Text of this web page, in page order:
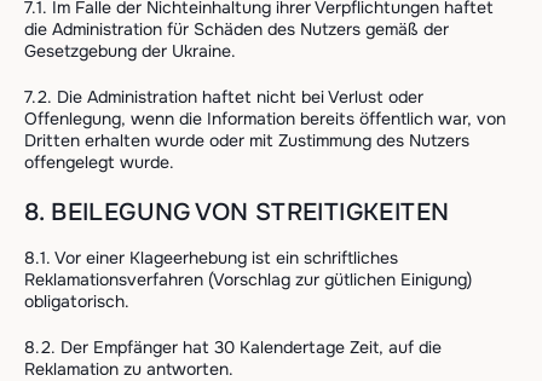
7.1. Im Falle der Nichteinhaltung ihrer Verpflichtungen haftet
die Administration für Schäden des Nutzers gemäß der
Gesetzgebung der Ukraine.
7.2. Die Administration haftet nicht bei Verlust oder
Offenlegung, wenn die Information bereits öffentlich war, von
Dritten erhalten wurde oder mit Zustimmung des Nutzers
offengelegt wurde.
8. BEILEGUNG VON STREITIGKEITEN
8.1. Vor einer Klageerhebung ist ein schriftliches
Reklamationsverfahren (Vorschlag zur gütlichen Einigung)
obligatorisch.
8.2. Der Empfänger hat 30 Kalendertage Zeit, auf die
Reklamation zu antworten.